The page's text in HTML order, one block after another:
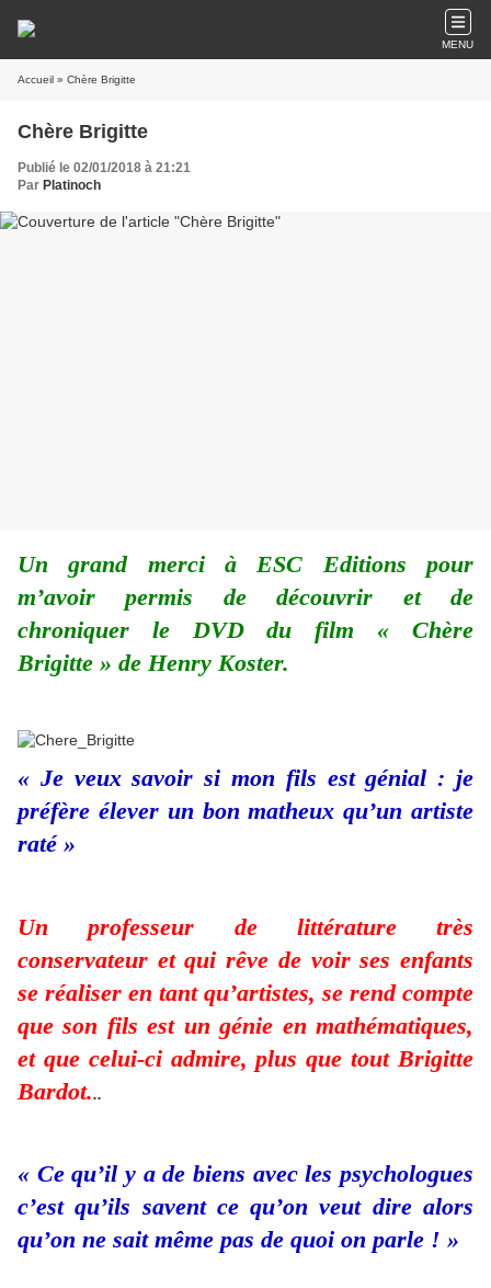
MENU
Accueil » Chère Brigitte
Chère Brigitte
Publié le 02/01/2018 à 21:21
Par Platinoch
Un grand merci à ESC Editions pour
m’avoir permis de découvrir et de
chroniquer le DVD du film « Chère
Brigitte » de Henry Koster.
« Je veux savoir si mon fils est génial : je
préfère élever un bon matheux qu’un artiste
raté »
Un professeur de littérature très
conservateur et qui rêve de voir ses enfants
se réaliser en tant qu’artistes, se rend compte
que son fils est un génie en mathématiques,
et que celui-ci admire, plus que tout Brigitte
Bardot...
« Ce qu’il y a de biens avec les psychologues
c’est qu’ils savent ce qu’on veut dire alors
qu’on ne sait même pas de quoi on parle ! »